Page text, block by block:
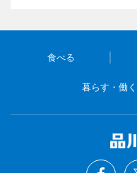
食べる
暮らす・働く